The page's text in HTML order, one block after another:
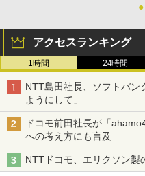
●
アクセスランキング
1時間 24時間
NTT島田社長、ソフトバン
ようにして」
ドコモ前田社長が「
への考え方にも言及
NTTドコモ、エリクソン製